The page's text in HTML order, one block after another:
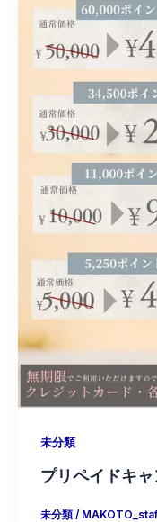
未分類
プリペイドキャ
未分類/